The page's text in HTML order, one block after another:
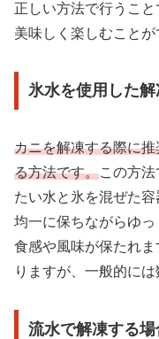
正しい方法で行うこと
美味しく楽しむことが
氷水を使用した
カニを解凍する際に
る方法です。この方
たい水と氷を混ぜた
均一に保ちながらゆ
食感や風味が保たれ
りますが、一般的には
流水で解凍する